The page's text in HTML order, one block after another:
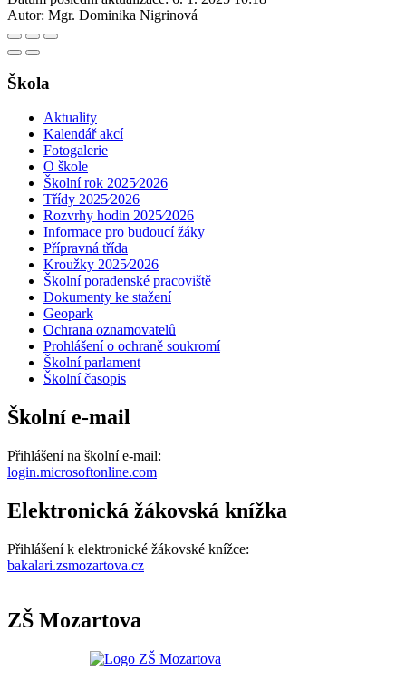
Autor: Mgr. Dominika Nigrinová
Škola
Aktuality
Kalendář akcí
Fotogalerie
O škole
Školní rok 2025⁄2026
Třídy 2025⁄2026
Rozvrhy hodin 2025⁄2026
Informace pro budoucí žáky
Přípravná třída
Kroužky 2025⁄2026
Školní poradenské pracoviště
Dokumenty ke stažení
Geopark
Ochrana oznamovatelů
Prohlášení o ochraně soukromí
Školní parlament
Školní časopis
Školní e-mail
Přihlášení na školní e-mail:
login.microsoftonline.com
Elektronická žákovská knížka
Přihlášení k elektronické žákovské knížce:
bakalari.zsmozartova.cz
ZŠ Mozartova